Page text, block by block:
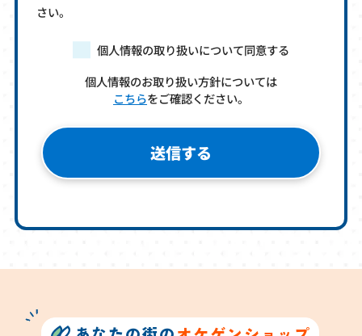
さい。
個人情報の取り扱いについて同意する
個人情報のお取り扱い方針については
こちらをご確認ください。